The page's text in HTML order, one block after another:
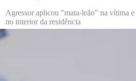
Agressor aplicou "mata-leão" na vítima e
no interior da residência